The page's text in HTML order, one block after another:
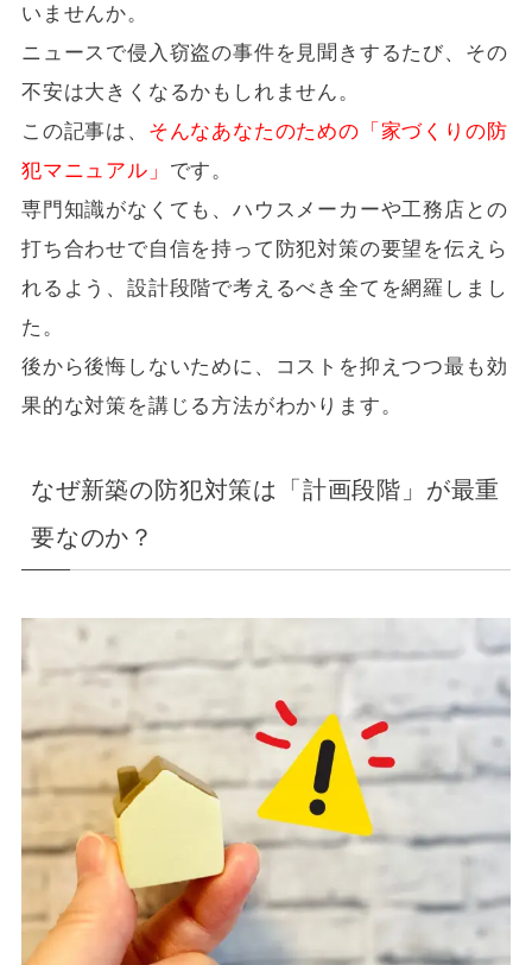
いませんか。
ニュースで侵入窃盗の事件を見聞きするたび、その
不安は大きくなるかもしれません。
この記事は、 そんなあなたのための「家づくりの防
犯マニュアル」 です。
専門知識がなくても、ハウスメーカーや工務店との
打ち合わせで自信を持って防犯対策の要望を伝えら
れるよう、設計段階で考えるべき全てを網羅しまし
た。
後から後悔しないために、コストを抑えつつ最も効
果的な対策を講じる方法がわかります。
なぜ新築の防犯対策は「計画段階」が最重
要なのか？